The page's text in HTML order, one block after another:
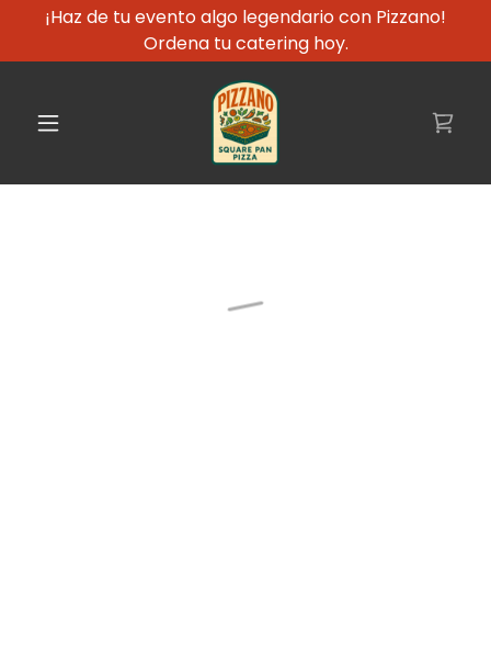
¡Haz de tu evento algo legendario con Pizzano!
Ordena tu catering hoy.